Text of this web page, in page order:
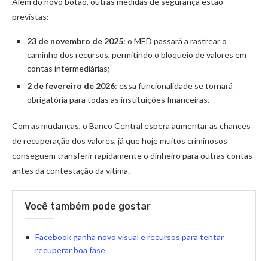
previstas:
23 de novembro de 2025: o MED passará a rastrear o
caminho dos recursos, permitindo o bloqueio de valores em
contas intermediárias;
2 de fevereiro de 2026: essa funcionalidade se tornará
obrigatória para todas as instituições financeiras.
Com as mudanças, o Banco Central espera aumentar as chances
de recuperação dos valores, já que hoje muitos criminosos
conseguem transferir rapidamente o dinheiro para outras contas
antes da contestação da vítima.
Você também pode gostar
Facebook ganha novo visual e recursos para tentar
recuperar boa fase